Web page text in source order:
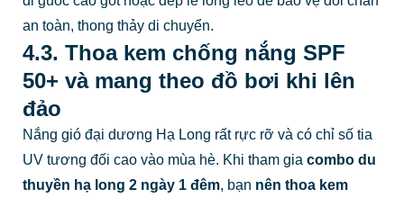
an toàn, thong thảy di chuyển.
4.3. Thoa kem chống nắng SPF
50+ và mang theo đồ bơi khi lên
đảo
Nắng gió đại dương Hạ Long rất rực rỡ và có chỉ số tia
UV tương đối cao vào mùa hè. Khi tham gia combo du
thuyền hạ long 2 ngày 1 đêm, bạn nên thoa kem